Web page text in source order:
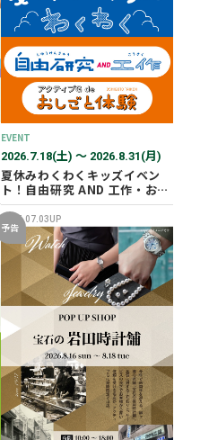
EVENT
2026.7.18(土) 〜 2026.8.31(月)
夏休みわくわくキッズイベン
ト！自由研究 AND 工作・おし
ごと体験！
2026.07.03UP
予告